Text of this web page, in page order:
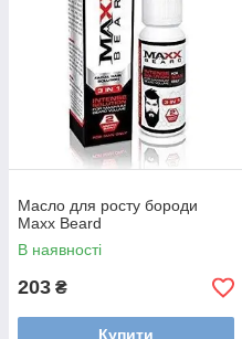
Масло для росту бороди
Maxx Beard
В наявності
203 ₴
Купити